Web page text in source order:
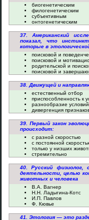
биогенетическим
филогенетическим
субъективным
онтогенетическим
37. Американский
показал, что
которые в
поисковой и
поисковой и
родительской и
поисковой и
38. Движущей и
естественный отбор
приспособленность к
разнообразие
дивергенция
39. Первый закон
происходит:
с разной скоростью
с постоянной
только у низших
стремительно
40. Русский физиолог,
деятельности, целью
животных и человека
В.А. Вагнер
Н.Н. Ладыгина-Котс
И.П. Павлов
Ф. Кювье
41. Этология — это